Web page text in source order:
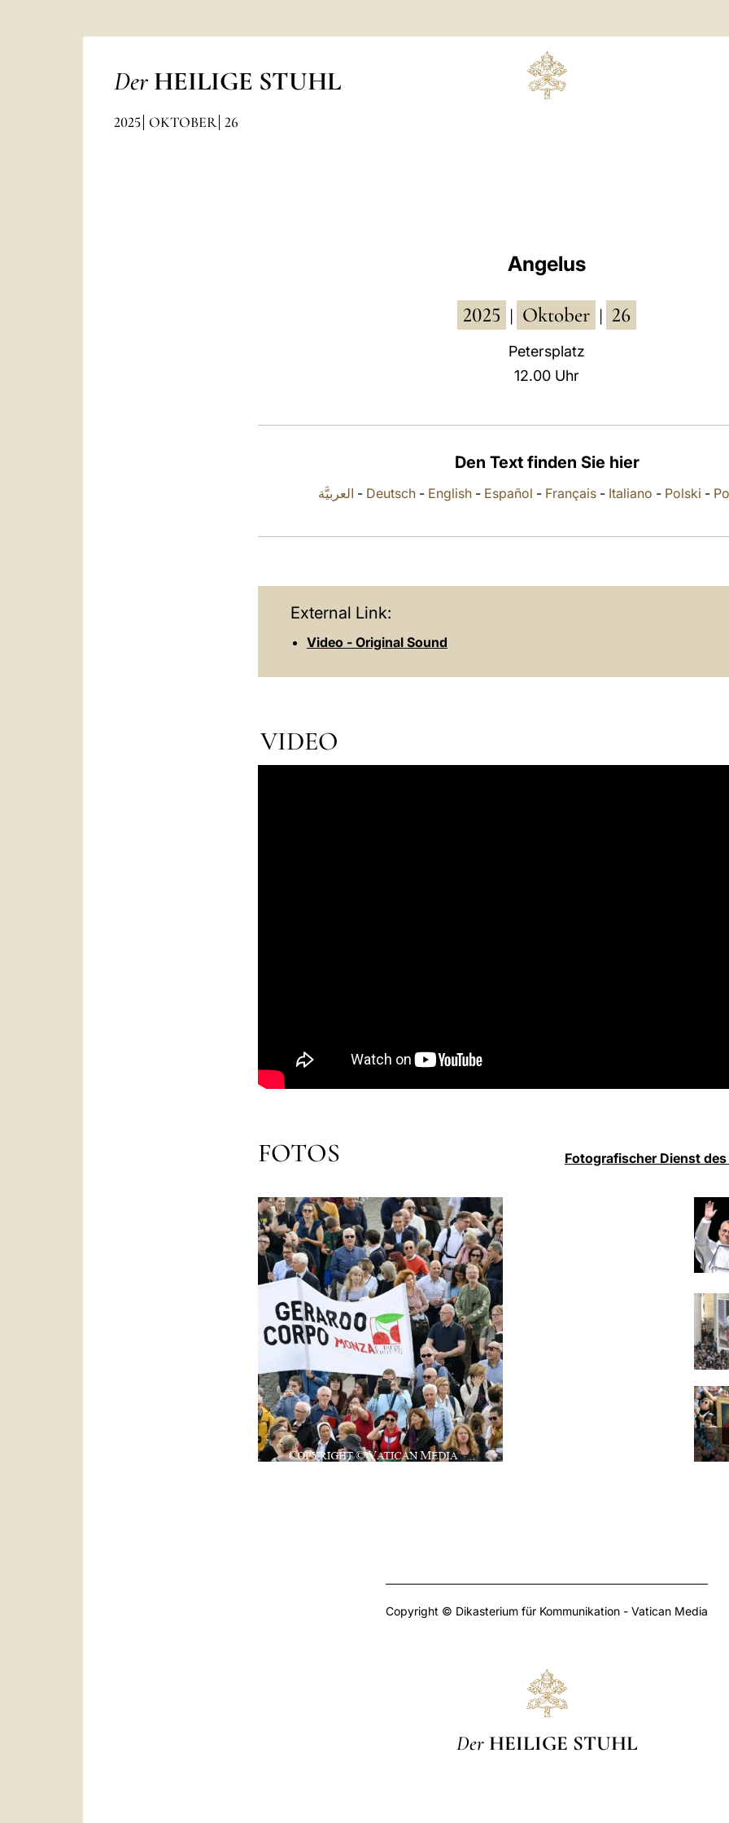
Der HEILIGE STUHL
2025 OKTOBER 26
Angelus
2025 Oktober 26
Petersplatz
12.00 Uhr
Den Text finden Sie hier
العربيَّة - Deutsch - English - Español - Français - Italiano - Polski -
External Link:
Video - Original Sound
VIDEO
FOTOS Fotografischer Dienst
Copyright © Dikasterium für Kommunikation - Vatican Media
Der HEILIGE STUHL